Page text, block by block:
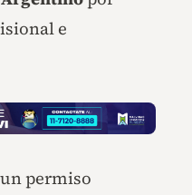
e
permiso